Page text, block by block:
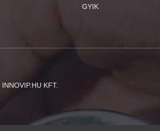
GYIK
INNOVIP.HU KFT.